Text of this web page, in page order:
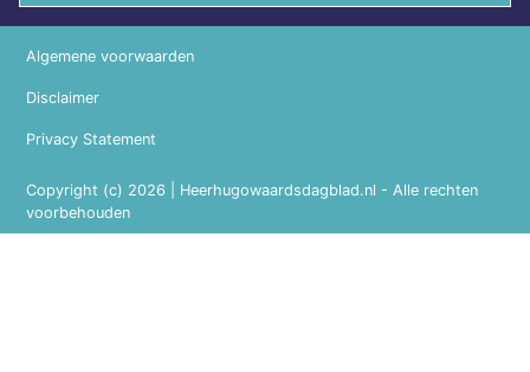
Copyright (c) 2026 | Heerhugowaardsdagblad.nl - Alle rechten
voorbehouden
Algemene voorwaarden
Disclaimer
Privacy Statement